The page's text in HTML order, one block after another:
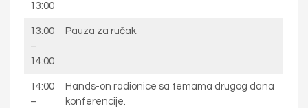
13:00
13:00
–
14:00
Pauza za ručak.
14:00
–
Hands-on radionice sa temama drugog dana
konferencije.